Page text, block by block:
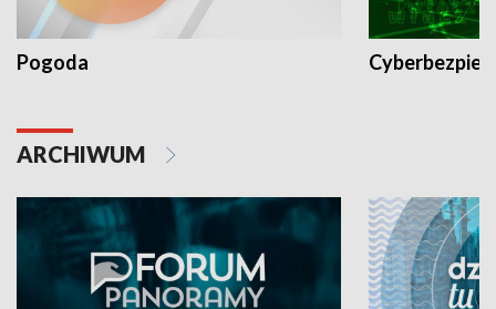
Pogoda
ARCHIWUM